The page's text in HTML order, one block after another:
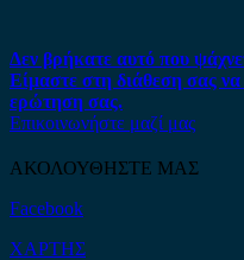
Δεν βρήκατε αυτό που
Είμαστε στη διάθεση σας
ερώτηση σας.
Επικοινωνήστε μαζί μας
ΑΚΟΛΟΥΘΗΣΤΕ ΜΑΣ
Facebook
ΧΑΡΤΗΣ